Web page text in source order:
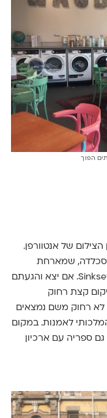
הפוך
של אנטוורפן.
הסכלדה, שמארחת
בחודשי הקיץ מיני לונה פארק בשם Sinksefoor. אם יצא והגעתם
קצת רחוק
לא רחוק משם נמצאים
לאמנות. במקום
ספריה עם ארכיון